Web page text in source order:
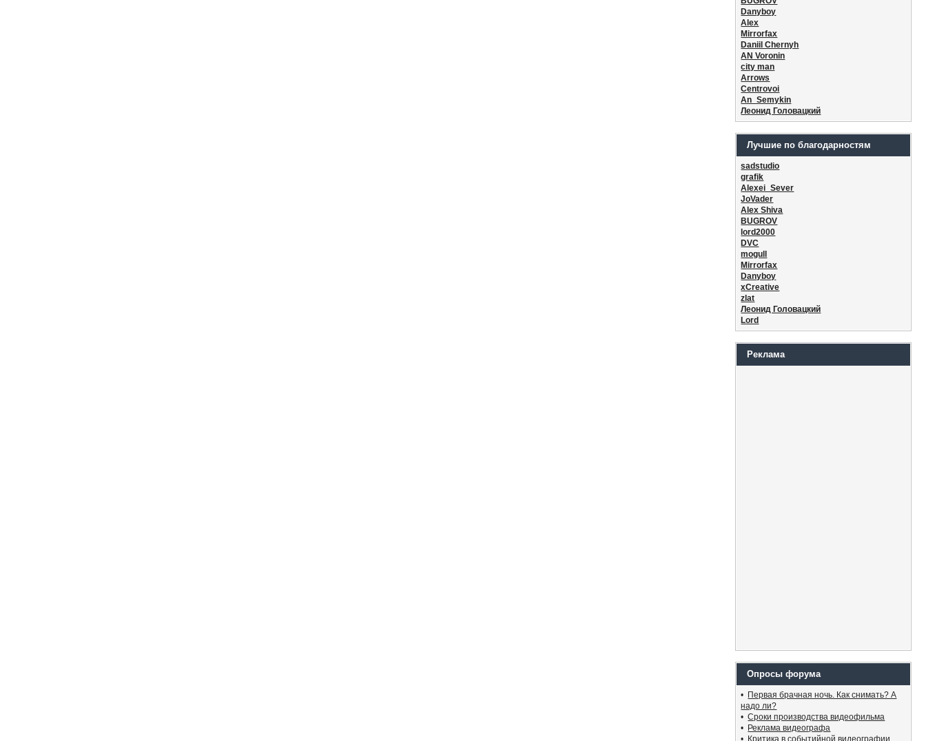
Danyboy
Alex
Mirrorfax
Daniil Chernyh
AN Voronin
city man
Arrows
Centrovoi
An_Semykin
Леонид Головацкий
Лучшие по благодарностям
sadstudio
grafik
Alexei_Sever
JoVader
Alex Shiva
BUGROV
lord2000
DVC
mogull
Mirrorfax
Danyboy
xCreative
zlat
Леонид Головацкий
Lord
Реклама
Опросы форума
• Первая брачная ночь. Как снимать? А
надо ли?
•Сроки производства видеофильма
• Реклама видеографа
• Критика в событийной видеографии